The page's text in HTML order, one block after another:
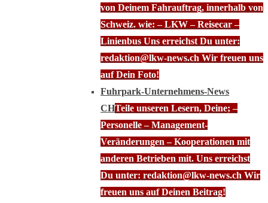
von Deinem Fahrauftrag, innerhalb von
Schweiz. wie: – LKW – Reisecar –
Linienbus Uns erreichst Du unter:
redaktion@lkw-news.ch Wir freuen uns
auf Dein Foto!
Fuhrpark-Unternehmens-News
CHTeile unseren Lesern, Deine; –
Personelle – Management-
Veränderungen – Kooperationen mit
anderen Betrieben mit. Uns erreichst
Du unter: redaktion@lkw-news.ch Wir
freuen uns auf Deinen Beitrag!